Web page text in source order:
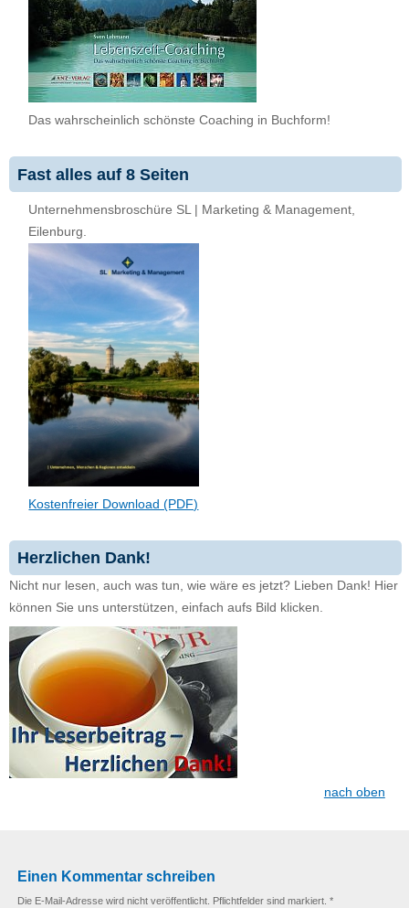
Das wahrscheinlich schönste Coaching in Buchform!
Fast alles auf 8 Seiten
Unternehmensbroschüre SL | Marketing & Management,
Eilenburg.
Kostenfreier Download (PDF)
Herzlichen Dank!
Nicht nur lesen, auch was tun, wie wäre es jetzt? Lieben Dank! Hier
können Sie uns unterstützen, einfach aufs Bild klicken.
nach oben
Einen Kommentar schreiben
Die E-Mail-Adresse wird nicht veröffentlicht. Pflichtfelder sind markiert. *